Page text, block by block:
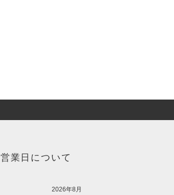
営業日について
2026年8月